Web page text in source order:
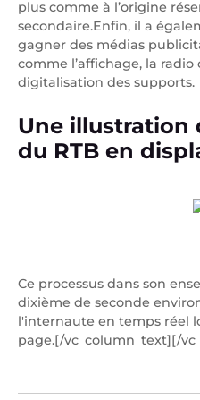
plus comme à l’origine
secondaire.Enfin, il a
gagner des médias
comme l’affichage, la radio
digitalisation des supports.
Une illustration
du RTB en
Ce processus dans son
dixième de seconde
l'internaute en temps réel
page.[/vc_column_text][/